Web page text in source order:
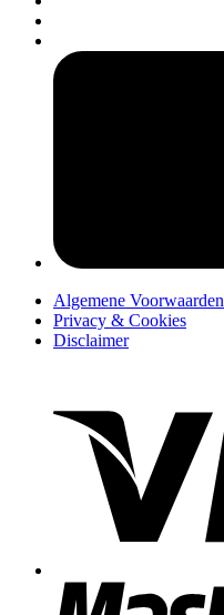
Algemene Voorwaarden
Privacy & Cookies
Disclaimer